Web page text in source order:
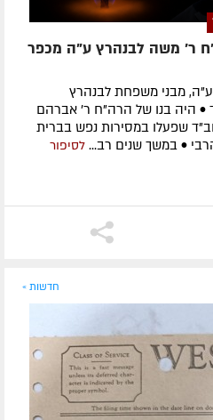
ר' משה לבנהרץ ע"ה מכפר
מבני משפחת לבנהרץ
• היה בנו של הרה"ח ר' אברהם
שפעלו במסירות נפש בברית
• במשך שנים רב... לסיפור
חדשות »